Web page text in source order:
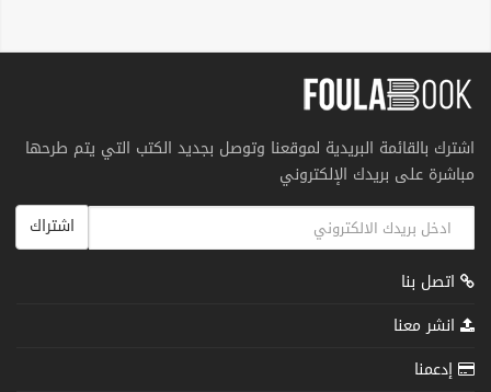
اشترك بالقائمة البريدية لموقعنا وتوصل بجديد الكتب التي يتم طرحها
مباشرة على بريدك الإلكتروني
اشتراك
اتصل بنا
انشر معنا
إدعمنا